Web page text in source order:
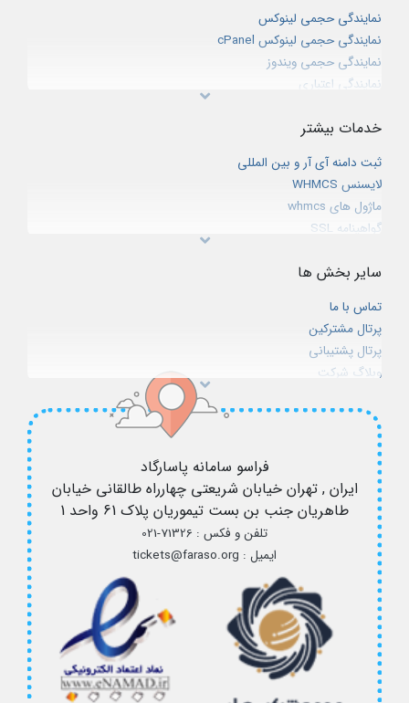
هاست وردپرس
هاست سازمانی لینوکس
خدمات میزبانی ایمیل (ایمیل هاستینگ)
نمایندگی حجمی لینوکس
نمایندگی حجمی لینوکس cPanel
نمایندگی حجمی ویندوز
نمایندگی اعتباری
نمایندگی ثبت دامنه بین المللی
خدمات بیشتر
ثبت دامنه آی آر و بین المللی
لایسنس WHMCS
ماژول های whmcs
گواهینامه SSL
سئو و بهینه سازی سایت
لایسنس پلسک
پلن‌های سرور مجازی
سایر بخش ها
تماس با ما
پرتال مشترکین
پرتال پشتیبانی
وبلاگ شرکت
استخدام
فراسو سامانه پاسارگاد
ایران , تهران خیابان شریعتی چهارراه طالقانی خیابان
طاهریان جنب بن بست تیموریان پلاک 61 واحد 1
تلفن و فکس : 021-71326
ایمیل : tickets@faraso.org